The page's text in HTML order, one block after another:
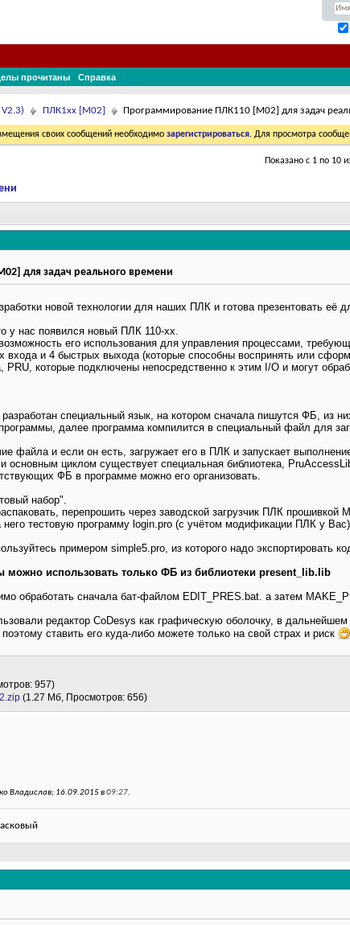
прочитаны Справка
ПЛК1хх [М02] Программирование ПЛК110 [М02] для задач
своих сообщений необходимо зарегистрироваться. Для просмотра
Показано с 1 по 10
для задач реального времени
новой технологии для наших ПЛК и готова презентовать её
у нас появился новый ПЛК 110-хх.
его использования для управления процессами,
входа и 4 быстрых выхода (которые способны воспринять или
PRU, которые подключены непосредственно к этим I/O и могут
специальный язык, на котором сначала пишутся ФБ, из
далее программа компилится в специальный файл для
файла и если он есть, загружает его в ПЛК и запускает
циклом существует специальная библиотека,
ФБ в программе можно его организовать.
набор".
перепрошить через заводской загрузчик ПЛК
него тестовую программу login.pro (с учётом модификации ПЛК у
примером simple5.pro, из которого надо экспортировать
можно использовать только ФБ из библиотеки present_lib.lib
обработать сначала бат-файлом EDIT_PRES.bat. а затем
редактор CoDesys как графическую оболочку, в
ставить его куда-либо можете только на свой страх и риск
957)
(1.27 Мб, Просмотров: 656)
Владислав; 16.09.2015 в09:27.